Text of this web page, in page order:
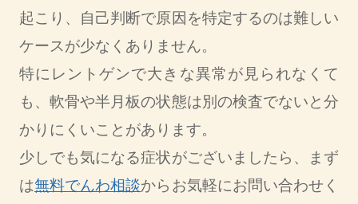
起こり、自己判断で原因を特定するのは難しい
ケースが少なくありません。
特にレントゲンで大きな異常が見られなくて
も、軟骨や半月板の状態は別の検査でないと分
かりにくいことがあります。
少しでも気になる症状がございましたら、まず
は無料でんわ相談からお気軽にお問い合わせく